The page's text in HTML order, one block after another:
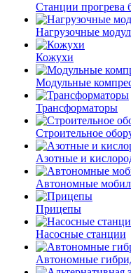
Станции прогрева
Нагрузочные
Кожухи
Модульные
Трансформаторы
Строительное
Азотные и
Автономные
Прицепы
Насосные станции
Автономные